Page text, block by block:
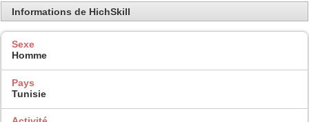
Informations de HichSkill
Sexe
Homme
Pays
Tunisie